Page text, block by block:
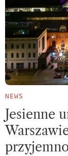
NEWS
Jesienne